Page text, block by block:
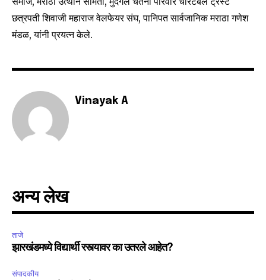
छत्रपती शिवाजी महाराज वेलफेयर संघ, पानिपत सार्वजानिक मराठा गणेश
मंडळ, यांनी प्रयत्न केले.
Vinayak A
अन्य लेख
ताजे
झारखंडमध्ये विद्यार्थी रस्त्यावर का उतरले आहेत?
संपादकीय